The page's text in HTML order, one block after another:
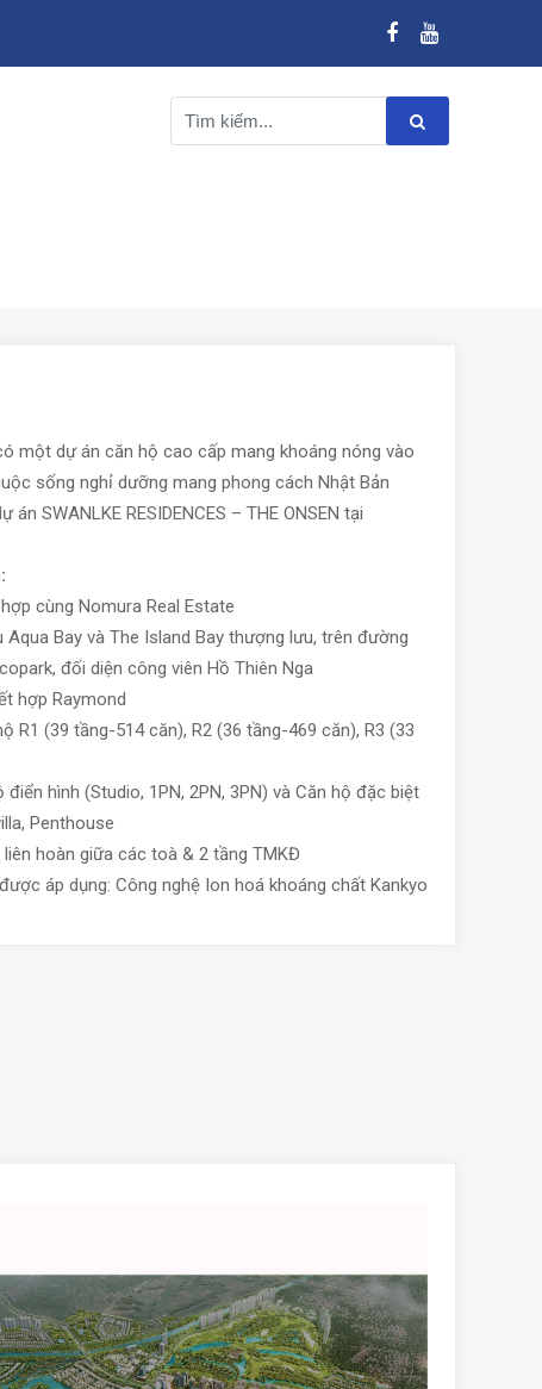
một dự án căn hộ cao cấp mang khoáng nóng vào
sống nghỉ dưỡng mang phong cách Nhật Bản
SWANLKE RESIDENCES – THE ONSEN tại
cùng Nomura Real Estate
Aqua Bay và The Island Bay thượng lưu, trên đường
đối diện công viên Hồ Thiên Nga
hợp Raymond
R1 (39 tầng-514 căn), R2 (36 tầng-469 căn), R3 (33
điển hình (Studio, 1PN, 2PN, 3PN) và Căn hộ đặc biệt
Penthouse
hoàn giữa các toà & 2 tầng TMKĐ
áp dụng: Công nghệ Ion hoá khoáng chất Kankyo